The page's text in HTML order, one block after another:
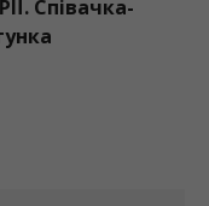
Співачка-